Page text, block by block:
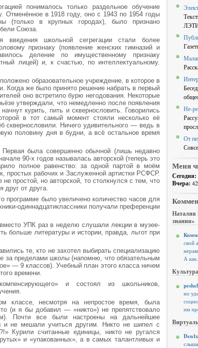
понималось только раздельное обучение
Отменённое в 1918 году, оно с 1943 по 1954 годы
(только в крупных городах), было признано
Союза.
введения школьной сегрегации стали более
признаку (появление женских гимназий и
деление по имущественному признаку
лицей) и, к счастью, по интеллектуальному.
образовательное учреждение, в которое в
Когда же было принято решение набрать в первый
оно встретило бурю негодования. Некоторые
утверждали, что немедленно после появления
курить, пить и сквернословить. Говорились
в тот самый момент стояли несколько её
сквернословили. Ничего удивительного — ведь в
половину дня в будни, а всё остальное время
была совершенно обычной (лишь недавно
90-х годов называлась авторской (теперь это
полное равенство: за одной партой в моём
простых рабочих и Заслуженной артистки РСФСР.
простой, но авторской, то столкнулся с тем, что
друг от друга.
программе было увеличено количество часов для
одиннадцатиклассники получали преференции
УПК раз в неделю слушали лекции в музее-
больше литературы и истории, правда, льгот при
те, кто не захотел выбирать специализацию
за пределами школы (напомню, что обязательным
— 9 классов). Учебный план этого класса ничем
времени.
и состоял из школьников,
классе, несмотря на непростое время, была
(и я бы добавил — «никто») не препятствовало
Почти все были настроены на дальнейшее
и не мешали учиться другим. Никто не шипел с
Курили считанные единицы, никто не ругался
и «упакованных», а в самых талантливых и
Не-
От
Меня
Сегодня:
Вчера: 42
Наталия
знания»
свой
А
но
им